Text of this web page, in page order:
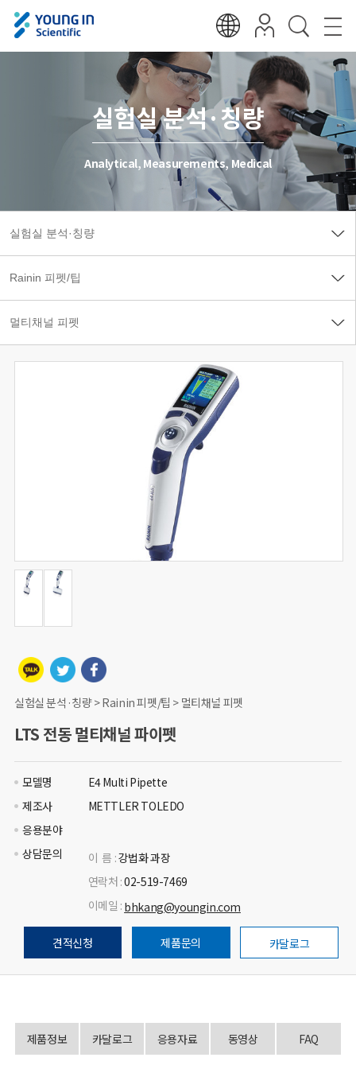
실험실 분석·칭량
Analytical, Measurements, Medical
실험실 분석·칭량 > Rainin 피펫/팁 > 멀티채널 피펫
LTS 전동 멀티채널 파이펫
모델명
E4 Multi Pipette
제조사
METTLER TOLEDO
응용분야
상담문의
이 름 :강법화 과장
연락처 :02-519-7469
이메일 : bhkang@youngin.com
견적신청 제품문의 카달로그
제품정보 카달로그 응용자료 동영상 FAQ